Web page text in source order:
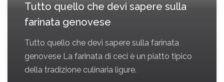
Tutto quello che devi sapere sulla
farinata genovese
Tutto quello che devi sapere sulla farinata
genovese La farinata di ceci è un piatto tipico
della tradizione culinaria ligure.